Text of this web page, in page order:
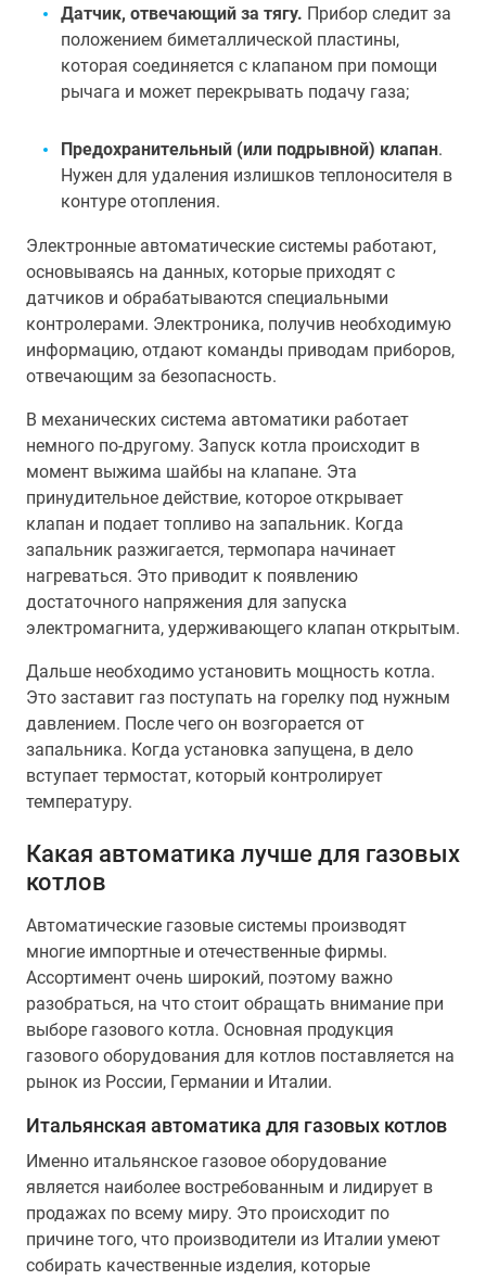
Датчик, отвечающий за тягу. Прибор следит за
положением биметаллической пластины,
которая соединяется с клапаном при помощи
рычага и может перекрывать подачу газа;
Предохранительный (или подрывной) клапан.
Нужен для удаления излишков теплоносителя в
контуре отопления.
Электронные автоматические системы работают,
основываясь на данных, которые приходят с
датчиков и обрабатываются специальными
контролерами. Электроника, получив необходимую
информацию, отдают команды приводам приборов,
отвечающим за безопасность.
В механических система автоматики работает
немного по-другому. Запуск котла происходит в
момент выжима шайбы на клапане. Эта
принудительное действие, которое открывает
клапан и подает топливо на запальник. Когда
запальник разжигается, термопара начинает
нагреваться. Это приводит к появлению
достаточного напряжения для запуска
электромагнита, удерживающего клапан открытым.
Дальше необходимо установить мощность котла.
Это заставит газ поступать на горелку под нужным
давлением. После чего он возгорается от
запальника. Когда установка запущена, в дело
вступает термостат, который контролирует
температуру.
Какая автоматика лучше для газовых
котлов
Автоматические газовые системы производят
многие импортные и отечественные фирмы.
Ассортимент очень широкий, поэтому важно
разобраться, на что стоит обращать внимание при
выборе газового котла. Основная продукция
газового оборудования для котлов поставляется на
рынок из России, Германии и Италии.
Итальянская автоматика для газовых котлов
Именно итальянское газовое оборудование
является наиболее востребованным и лидирует в
продажах по всему миру. Это происходит по
причине того, что производители из Италии умеют
собирать качественные изделия, которые